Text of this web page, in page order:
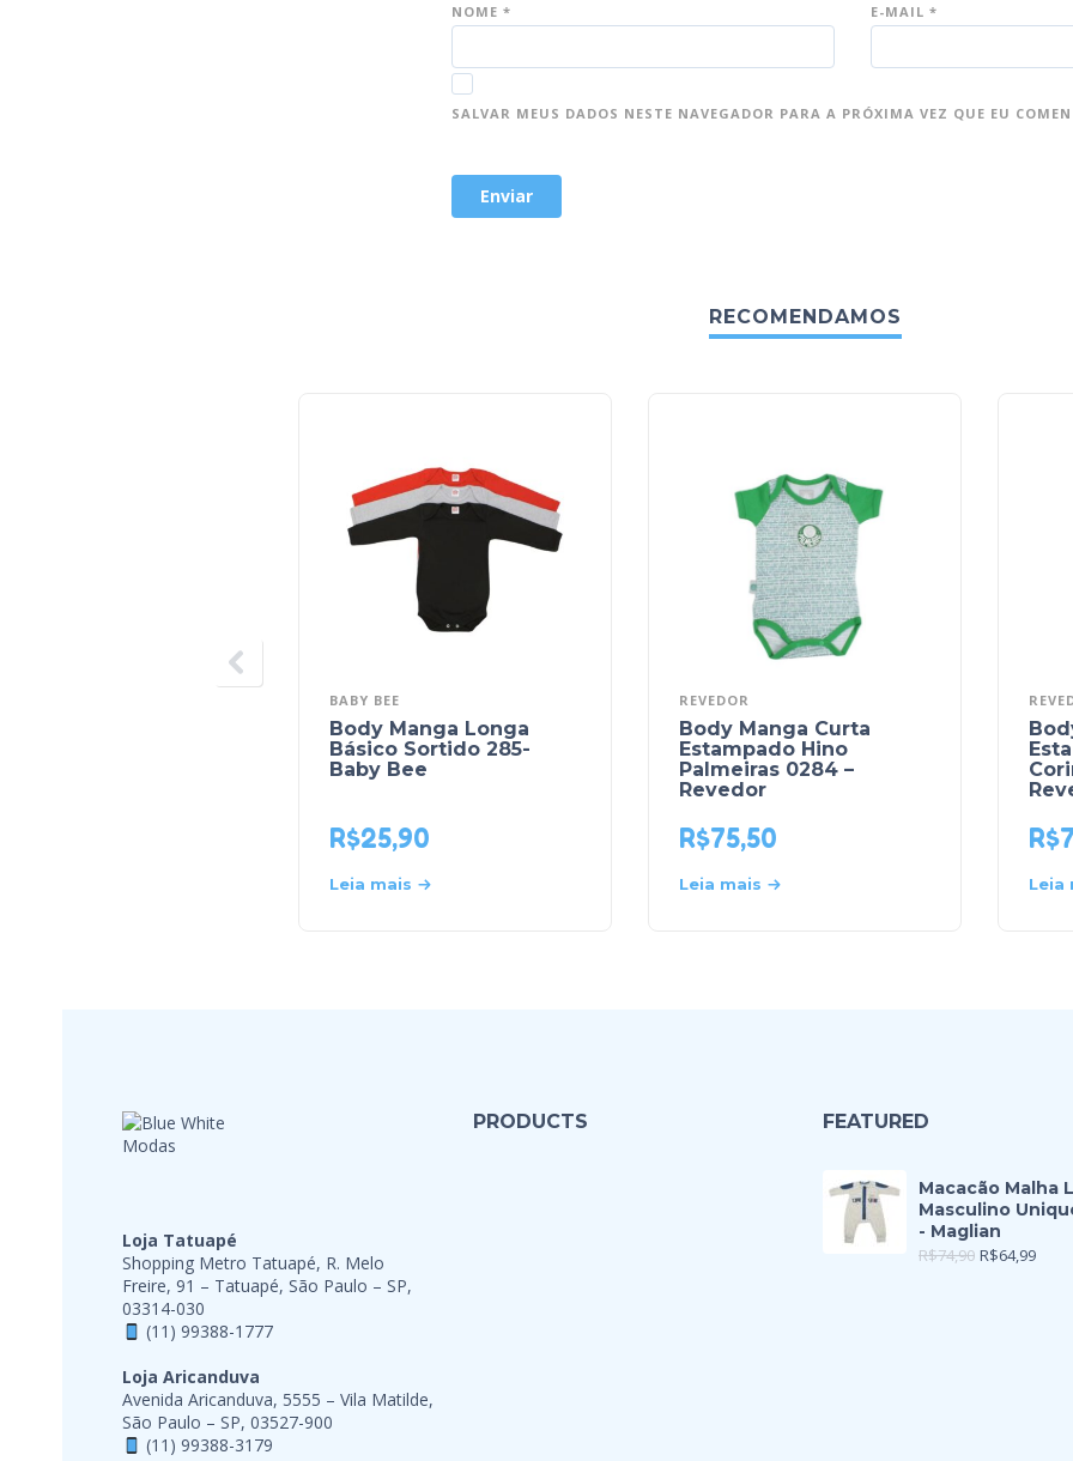
NOME * E-MAIL *
SALVAR MEUS DADOS NESTE NAVEGADOR PARA A PRÓXIMA VEZ QUE EU
RECOMENDAMOS
BABY BEE
Body Manga Longa
Básico Sortido 285-
Baby Bee
R$25,90
Leia mais
REVEDOR
Body Manga Curta
Estampado Hino
Palmeiras 0284 –
Revedor
R$75,50
Leia mais
R$
Leia
Loja Tatuapé
Shopping Metro Tatuapé, R. Melo
Freire, 91 – Tatuapé, São Paulo – SP,
03314-030
(11) 99388-1777
Loja Aricanduva
Avenida Aricanduva, 5555 – Vila Matilde,
São Paulo – SP, 03527-900
(11) 99388-3179
PRODUCTS FEATURED
Macacão Malha
Masculino
- Maglian
R$74,90 R$64,99